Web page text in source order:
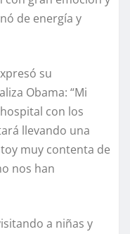
de energía y
su
Obama: “Mi
con los
llevando una
muy contenta de
nos han
a niñas y